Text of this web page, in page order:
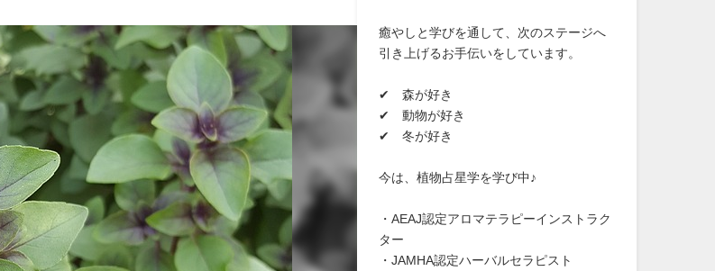
癒やしと学びを通して、次のステージへ
引き上げるお手伝いをしています。
✔ 森が好き
✔ 動物が好き
✔ 冬が好き
今は、植物占星学を学び中♪
・AEAJ認定アロマテラピーインストラク
ター
・JAMHA認定ハーバルセラピスト